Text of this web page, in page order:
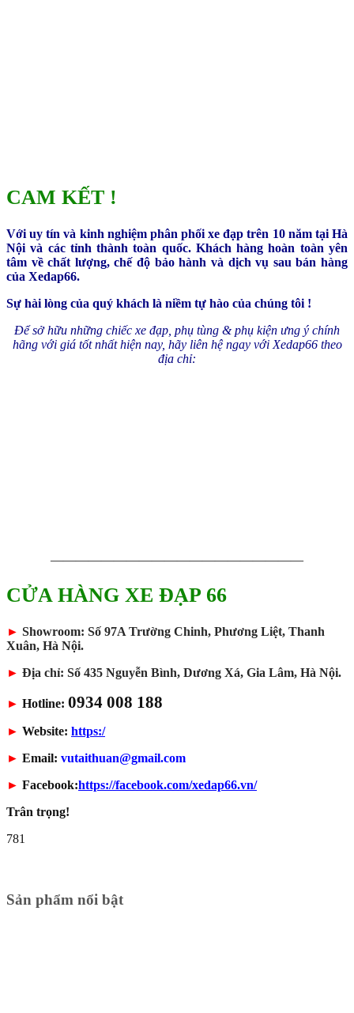
CAM KẾT !
Với uy tín và kinh nghiệm phân phối xe đạp trên 10 năm tại Hà
Nội và các tỉnh thành toàn quốc. Khách hàng hoàn toàn yên
tâm về chất lượng, chế độ bảo hành và dịch vụ sau bán hàng
của Xedap66.
Sự hài lòng của quý khách là niềm tự hào của chúng tôi !
Để sở hữu những chiếc xe đạp, phụ tùng & phụ kiện ưng ý chính
hãng với giá tốt nhất hiện nay, hãy liên hệ ngay với Xedap66 theo
địa chỉ:
————————————————————
CỬA HÀNG XE ĐẠP 66
► Showroom: Số 97A Trường Chinh, Phương Liệt, Thanh
Xuân, Hà Nội.
► Địa chỉ: Số 435 Nguyễn Bình, Dương Xá, Gia Lâm, Hà Nội.
► Hotline: 0934 008 188
► Website: https:/
► Email: vutaithuan@gmail.com
► Facebook:https://facebook.com/xedap66.vn/
Trân trọng!
781
Sản phẩm nổi bật